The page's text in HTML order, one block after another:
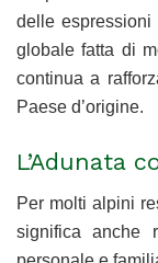
delle espressioni
globale fatta di
continua a
Paese d’origine.
L’Adunata
Per molti alpini
significa anche